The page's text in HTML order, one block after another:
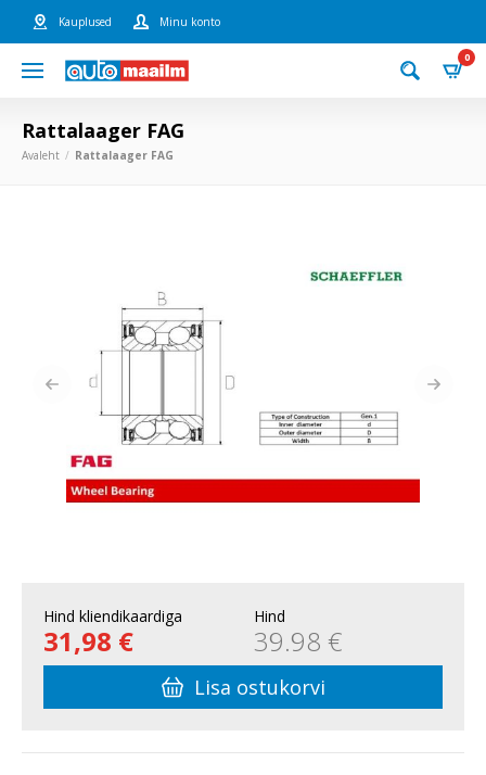
Kauplused Minu konto
0
Rattalaager FAG
Avaleht Rattalaager FAG
Hind kliendikaardiga
31,98 €
Hind
39.98 €
Lisa ostukorvi